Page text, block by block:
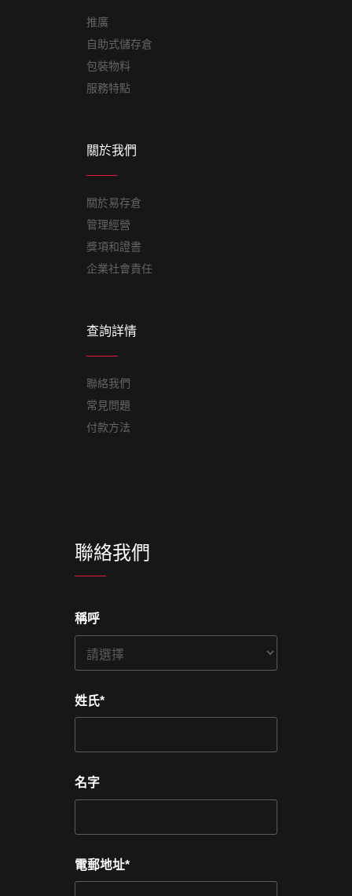
推廣
自助式儲存倉
包裝物料
服務特點
關於我們
關於易存倉
管理經營
獎項和證書
企業社會責任
查詢詳情
聯絡我們
常見問題
付款方法
聯絡我們
稱呼
姓氏*
名字
電郵地址*